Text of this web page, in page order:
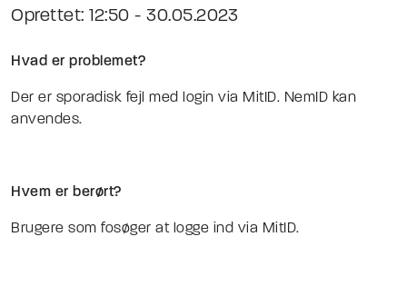
Oprettet: 12:50 - 30.05.2023
Hvad er problemet?
Der er sporadisk fejl med login via MitID. NemID kan
anvendes.
Hvem er berørt?
Brugere som fosøger at logge ind via MitID.